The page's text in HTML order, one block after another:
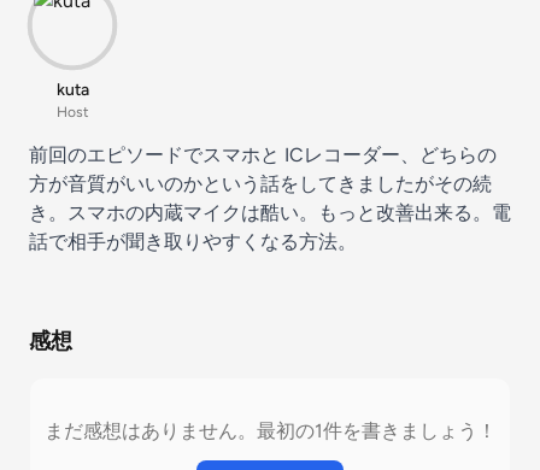
kuta
Host
前回のエピソードでスマホと ICレコーダー、どちらの
方が音質がいいのかという話をしてきましたがその続
き。スマホの内蔵マイクは酷い。もっと改善出来る。電
話で相手が聞き取りやすくなる方法。
感想
まだ感想はありません。最初の1件を書きましょう！